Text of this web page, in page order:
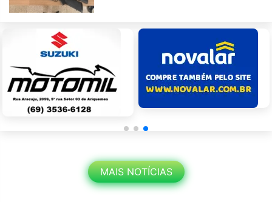
MAIS NOTÍCIAS